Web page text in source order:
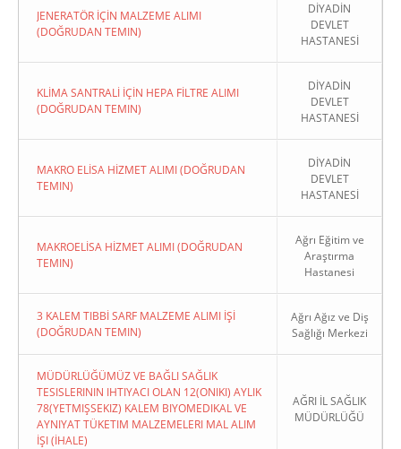
JENERATÖR İÇİN MALZEME ALIMI
(DOĞRUDAN TEMIN)
DİYADİN
DEVLET
HASTANESİ
KLİMA SANTRALİ İÇİN HEPA FİLTRE ALIMI
(DOĞRUDAN TEMIN)
DİYADİN
DEVLET
HASTANESİ
MAKRO ELİSA HİZMET ALIMI (DOĞRUDAN
TEMIN)
DİYADİN
DEVLET
HASTANESİ
MAKROELİSA HİZMET ALIMI (DOĞRUDAN
TEMIN)
Ağrı Eğitim ve
Araştırma
Hastanesi
3 KALEM TIBBİ SARF MALZEME ALIMI İŞİ
(DOĞRUDAN TEMIN)
Ağrı Ağız ve Diş
Sağlığı Merkezi
MÜDÜRLÜĞÜMÜZ VE BAĞLI SAĞLIK
TESISLERININ IHTIYACI OLAN 12(ONIKI) AYLIK
78(YETMIŞSEKIZ) KALEM BIYOMEDIKAL VE
AYNIYAT TÜKETIM MALZEMELERI MAL ALIM
İŞI (İHALE)
AĞRI İL SAĞLIK
MÜDÜRLÜĞÜ